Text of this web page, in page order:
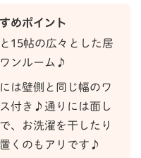
めポイント
15帖の広々とした居
ンルーム♪
は壁側と同じ幅のワ
付き♪通りには面し
、お洗濯を干したり
くのもアリです♪